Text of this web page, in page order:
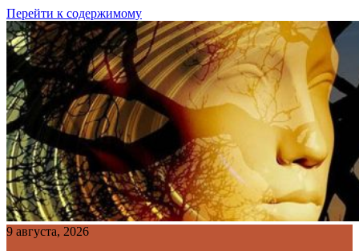
Перейти к содержимому
9 августа, 2026